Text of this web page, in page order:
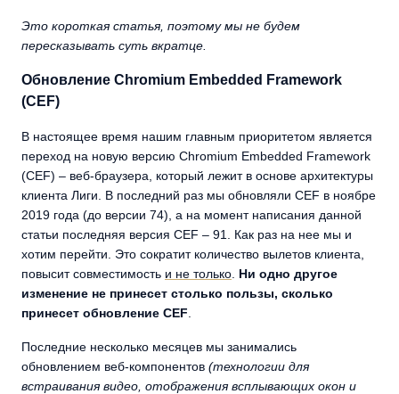
Это короткая статья, поэтому мы не будем
пересказывать суть вкратце.
Обновление Chromium Embedded Framework
(CEF)
В настоящее время нашим главным приоритетом является
переход на новую версию Chromium Embedded Framework
(CEF) – веб-браузера, который лежит в основе архитектуры
клиента Лиги. В последний раз мы обновляли CEF в ноябре
2019 года (до версии 74), а на момент написания данной
статьи последняя версия CEF – 91. Как раз на нее мы и
хотим перейти. Это сократит количество вылетов клиента,
повысит совместимость и не только Ни одно другое
изменение не принесет столько пользы, сколько
принесет обновление CEF
Последние несколько месяцев мы занимались
обновлением веб-компонентов (технологии для
встраивания видео, отображения всплывающих окон и